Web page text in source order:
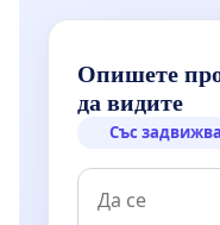
Опишете
да видите
Със